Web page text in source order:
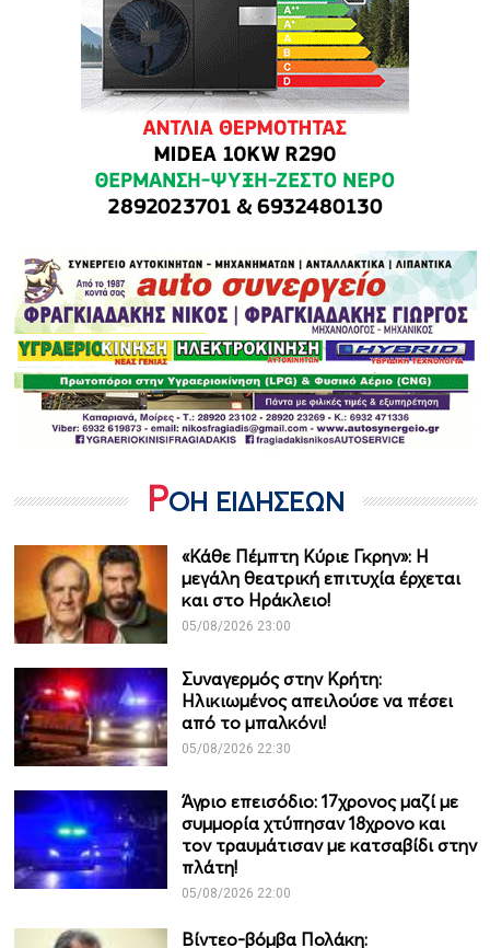
ΡΟΗ ΕΙΔΗΣΕΩΝ
«Κάθε Πέμπτη Κύριε Γκρην»: Η
μεγάλη θεατρική επιτυχία έρχεται
και στο Ηράκλειο!
05/08/2026 23:00
Συναγερμός στην Κρήτη:
Ηλικιωμένος απειλούσε να πέσει
από το μπαλκόνι!
05/08/2026 22:30
Άγριο επεισόδιο: 17χρονος μαζί με
συμμορία χτύπησαν 18χρονο και
τον τραυμάτισαν με κατσαβίδι στην
πλάτη!
05/08/2026 22:00
Βίντεο-βόμβα Πολάκη: